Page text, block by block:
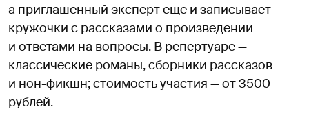
а приглашенный эксперт еще и записывает
кружочки с рассказами о произведении
и ответами на вопросы. В репертуаре —
классические романы, сборники рассказов
и нон-фикшн; стоимость участия — от 3500
рублей.